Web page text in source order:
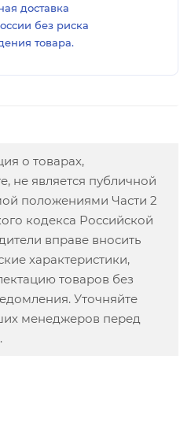
доставка
без риска
товара.
о товарах,
не является публичной
положениями Части 2
кодекса Российской
вправе вносить
характеристики,
товаров без
Уточняйте
менеджеров перед